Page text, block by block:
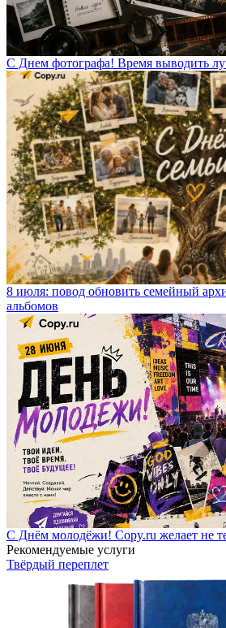
С Днем фотографа! Время выводить
8 июля: повод обновить семейный
альбомов
С Днём молодёжи! Copy.ru желает не
Рекомендуемые услуги
Твёрдый переплет